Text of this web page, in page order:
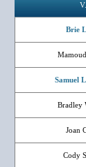
Brie
Samuel
Bradley
Joan
Cody